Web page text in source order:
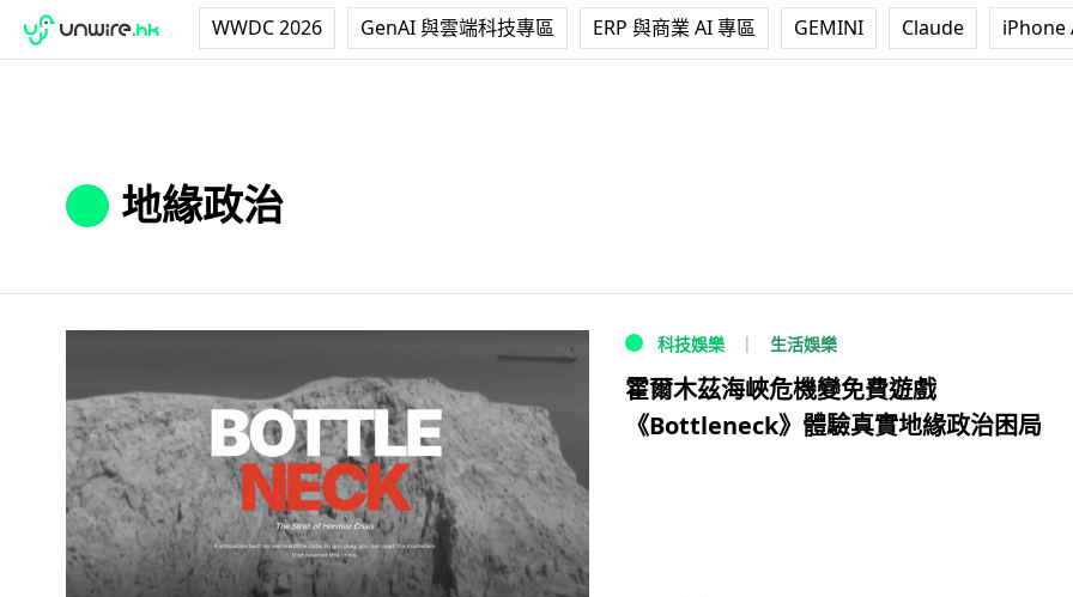
WWDC 2026 GenAI 與雲端科技專區 ERP 與商業 AI 專區 GEMINI Claude iPhone
地緣政治
科技娛樂 生活娛樂
霍爾木茲海峽危機變免費遊戲
《Bottleneck》體驗真實地緣政治困局